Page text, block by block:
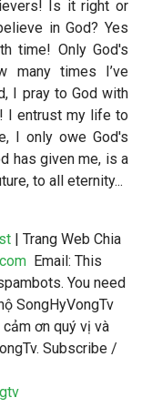
Is it right or
in God? Yes
time! Only God's
many times I’ve
I pray to God with
I entrust my life to
I only owe God's
has given me, is a
to all eternity...
| Trang Web Chia
Email: This
You need
SongHyVongTv
ơn quý vị và
Subscribe /